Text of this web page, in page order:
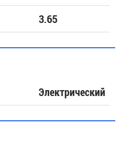
3.65
Электрический